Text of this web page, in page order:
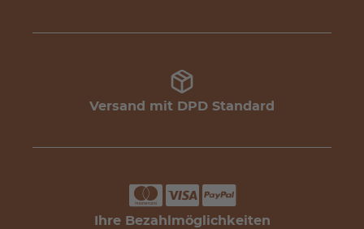
Versand mit DPD Standard
Ihre Bezahlmöglichkeiten